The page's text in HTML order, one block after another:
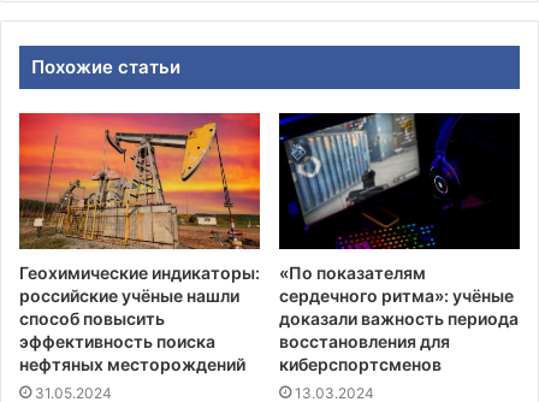
Похожие статьи
Геохимические индикаторы:
российские учёные нашли
способ повысить
эффективность поиска
нефтяных месторождений
31.05.2024
«По показателям
сердечного ритма»: учёные
доказали важность периода
восстановления для
киберспортсменов
13.03.2024